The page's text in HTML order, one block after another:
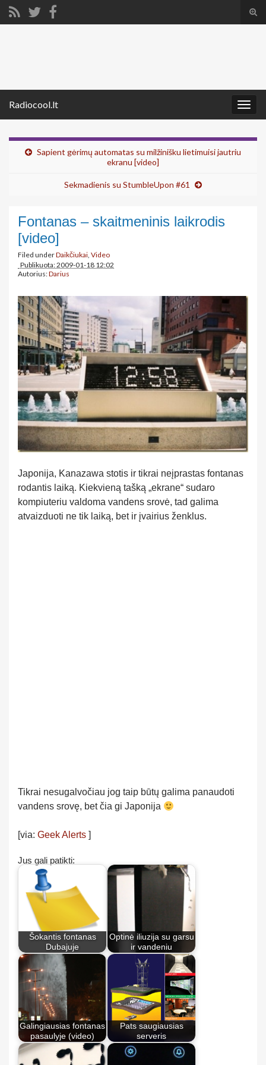
Radiocool.lt
Sapient gėrimų automatas su milžinišku lietimuisi jautriu
ekranu [video]
Sekmadienis su StumbleUpon #61
Fontanas – skaitmeninis laikrodis
[video]
Filed underDaikčiukai, Video
Publikuota: 2009-01-18 12:02
Autorius:Darius
Japonija, Kanazawa stotis ir tikrai neįprastas fontanas
rodantis laiką. Kiekvieną tašką „ekrane“ sudaro
kompiuteriu valdoma vandens srovė, tad galima
atvaizduoti ne tik laiką, bet ir įvairius ženklus.
Tikrai nesugalvočiau jog taip būtų galima panaudoti
vandens srovę, bet čia gi Japonija
[via: Geek Alerts ]
Jus gali patikti:
Šokantis fontanas
Dubajuje
Optinė iliuzija su garsu
ir vandeniu
Galingiausias fontanas
pasaulyje (video)
Pats saugiausias
serveris